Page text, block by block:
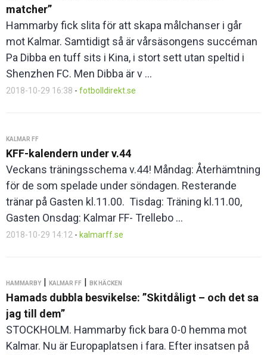
matcher”
Hammarby fick slita för att skapa målchanser i går
mot Kalmar. Samtidigt så är vårsäsongens succéman
Pa Dibba en tuff sits i Kina, i stort sett utan speltid i
Shenzhen FC. Men Dibba är v ...
2018-10-29 16:38 - fotbolldirekt.se
KALMAR FF
KFF-kalendern under v.44
Veckans träningsschema v.44! Måndag: Återhämtning
för de som spelade under söndagen. Resterande
tränar på Gasten kl.11.00. Tisdag: Träning kl.11.00,
Gasten Onsdag: Kalmar FF- Trellebo ...
2018-10-29 14:12 - kalmarff.se
HAMMARBY | KALMAR FF | BK HÄCKEN
Hamads dubbla besvikelse: ”Skitdåligt – och det sa
jag till dem”
STOCKHOLM. Hammarby fick bara 0-0 hemma mot
Kalmar. Nu är Europaplatsen i fara. Efter insatsen på